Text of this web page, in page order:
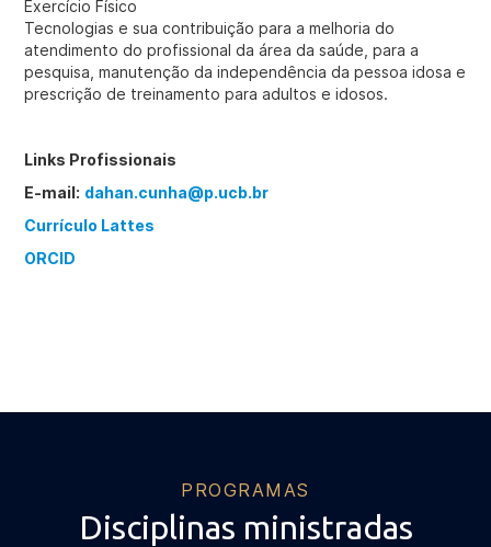
Exercício Físico
Tecnologias e sua contribuição para a melhoria do
atendimento do profissional da área da saúde, para a
pesquisa, manutenção da independência da pessoa idosa e
prescrição de treinamento para adultos e idosos.
Links Profissionais
E-mail: dahan.cunha@p.ucb.br
Currículo Lattes
ORCID
PROGRAMAS
Disciplinas ministradas